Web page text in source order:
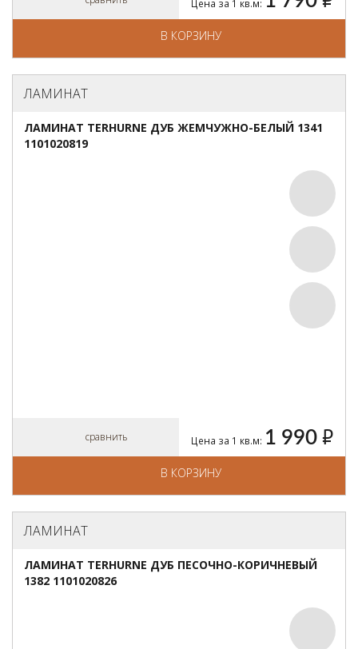
Цена за 1 кв.м:
В КОРЗИНУ
ЛАМИНАТ
ЛАМИНАТ TERHURNE ДУБ ЖЕМЧУЖНО-БЕЛЫЙ 1341
1101020819
сравнить Цена за 1 кв.м: 1 990 руб.
В КОРЗИНУ
ЛАМИНАТ
ЛАМИНАТ TERHURNE ДУБ ПЕСОЧНО-КОРИЧНЕВЫЙ
1382 1101020826